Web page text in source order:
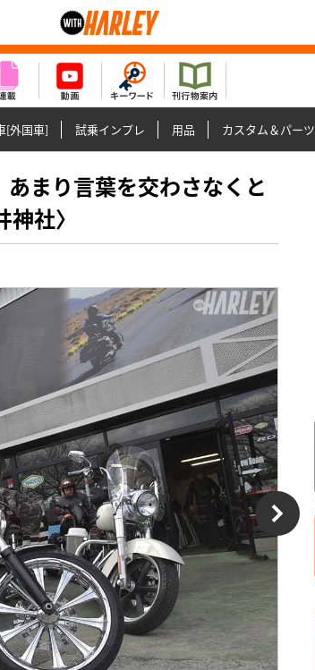
[外国車] 試乗インプレ 用品 カスタム＆パーツ
まり言葉を交わさなくと
社〉